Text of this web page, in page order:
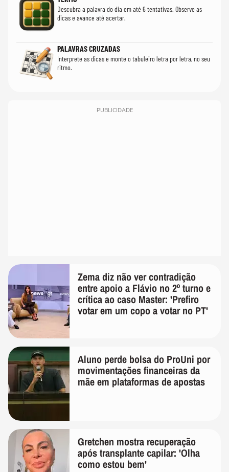
Descubra a palavra do dia em até 6 tentativas. Observe as
dicas e avance até acertar.
PALAVRAS CRUZADAS
Interprete as dicas e monte o tabuleiro letra por letra, no seu
ritmo.
PUBLICIDADE
Zema diz não ver contradição
entre apoio a Flávio no 2º turno e
crítica ao caso Master: 'Prefiro
votar em um copo a votar no PT'
Aluno perde bolsa do ProUni por
movimentações financeiras da
mãe em plataformas de apostas
Gretchen mostra recuperação
após transplante capilar: 'Olha
como estou bem'